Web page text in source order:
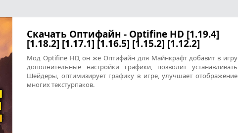
Скачать Оптифайн - Optifine HD [1.19.4]
[1.18.2] [1.17.1] [1.16.5] [1.15.2] [1.12.2]
Мод Optifine HD, он же Оптифайн для Майнкрафт добавит в игру
дополнительные настройки графики, позволит устанавливать
Шейдеры, оптимизирует графику в игре, улучшает отображение
многих текстурпаков.